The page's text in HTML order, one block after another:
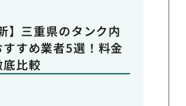
】三重県のタンク内
すめ業者5選！料金
底比較